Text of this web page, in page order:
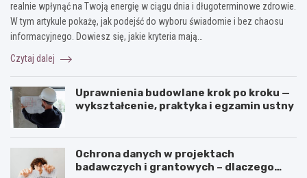
realnie wpłynąć na Twoją energię w ciągu dnia i długoterminowe zdrowie.
W tym artykule pokażę, jak podejść do wyboru świadomie i bez chaosu
informacyjnego. Dowiesz się, jakie kryteria mają…
Czytaj dalej
Uprawnienia budowlane krok po kroku —
wykształcenie, praktyka i egzamin ustny
Ochrona danych w projektach
badawczych i grantowych – dlaczego